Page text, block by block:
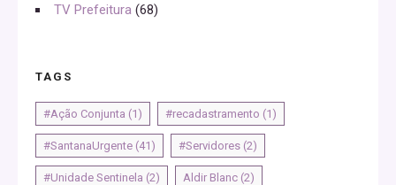
TV Prefeitura (68)
TAGS
#Ação Conjunta (1) #recadastramento (1)
#SantanaUrgente (41) #Servidores (2)
#Unidade Sentinela (2) Aldir Blanc (2)